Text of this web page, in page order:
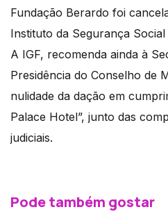
Fundação Berardo foi
Instituto da Segurança Social
A IGF, recomenda ainda à
Presidência do Conselho de
nulidade da dação em
Palace Hotel”, junto das
judiciais.
Pode também gostar